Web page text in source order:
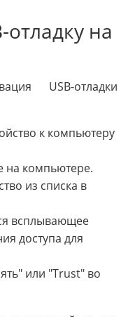
отладку на
USB-отладки
к компьютеру
на компьютере.
из списка в
всплывающее
доступа для
или "Trust" во